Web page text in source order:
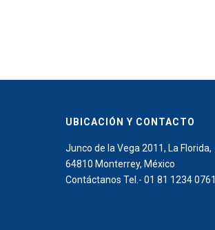
UBICACIÓN Y CONTACTO
Junco de la Vega 2011, La Florida,
64810 Monterrey, México
Contáctanos Tel.- 01 81 1234 0761